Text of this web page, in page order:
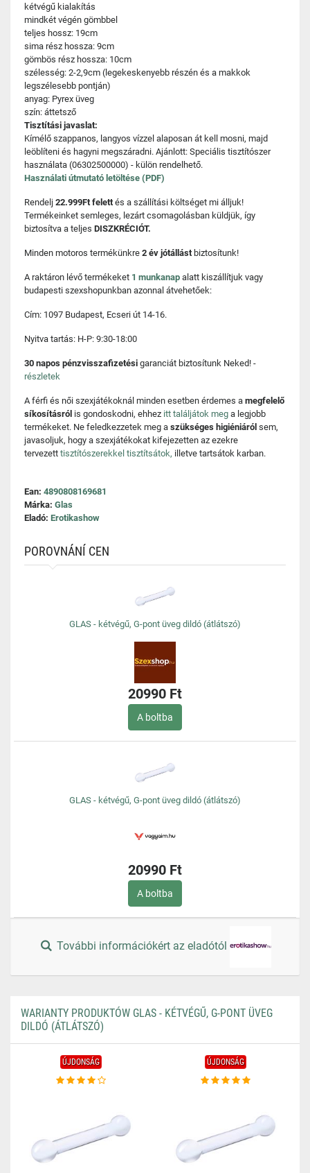
kétvégű kialakítás
mindkét végén gömbbel
teljes hossz: 19cm
sima rész hossza: 9cm
gömbös rész hossza: 10cm
szélesség: 2-2,9cm (legekeskenyebb részén és a makkok
legszélesebb pontján)
anyag: Pyrex üveg
szín: áttetsző
Tisztítási javaslat:
Kímélő szappanos, langyos vízzel alaposan át kell mosni, majd
leöblíteni és hagyni megszáradni. Ajánlott: Speciális tisztítószer
használata (06302500000) - külön rendelhető.
Használati útmutató letöltése (PDF)
Rendelj 22.999Ft felettés a szállítási költséget mi álljuk!
Termékeinket semleges, lezárt csomagolásban küldjük, így
biztosítva a teljes DISZKRÉCIÓT.
Minden motoros termékünkre 2 év jótállást biztosítunk!
A raktáron lévő termékeket 1 munkanap alatt kiszállítjuk vagy
budapesti szexshopunkban azonnal átvehetőek:
Cím: 1097 Budapest, Ecseri út 14-16.
Nyitva tartás: H-P: 9:30-18:00
30 napos pénzvisszafizetési garanciát biztosítunk Neked! -
részletek
A férfi és női szexjátékoknál minden esetben érdemes a megfelelő
síkosításról is gondoskodni, ehhez itt találjátok meg a legjobb
termékeket. Ne feledkezzetek meg a szükséges higiéniáról sem,
javasoljuk, hogy a szexjátékokat kifejezetten az ezekre
tervezett tisztítószerekkel tisztítsátok, illetve tartsátok karban.
Ean: 4890808169681
Márka: Glas
Eladó: Erotikashow
POROVNÁNÍ CEN
GLAS - kétvégű, G-pont üveg dildó (átlátszó)
20990 Ft
A boltba
GLAS - kétvégű, G-pont üveg dildó (átlátszó)
20990 Ft
A boltba
További információkért az eladótól
WARIANTY PRODUKTÓW GLAS - KÉTVÉGŰ, G-PONT ÜVEG
DILDÓ (ÁTLÁTSZÓ)
ÚJDONSÁG ÚJDONSÁG